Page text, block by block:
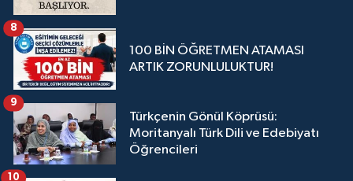
100 BİN ÖĞRETMEN ATAMASI
ARTIK ZORUNLULUKTUR!
8
Türkçenin Gönül Köprüsü:
Moritanyalı Türk Dili ve Edebiyatı
Öğrencileri
9
10